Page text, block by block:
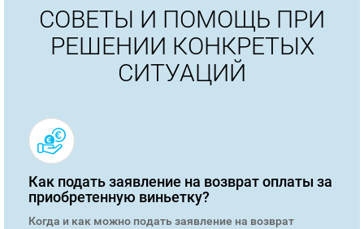
СОВЕТЫ И ПОМОЩЬ ПРИ
РЕШЕНИИ КОНКРЕТЫХ
СИТУАЦИЙ
Как подать заявление на возврат оплаты за
приобретенную виньетку?
Когда и как можно подать заявление на возврат